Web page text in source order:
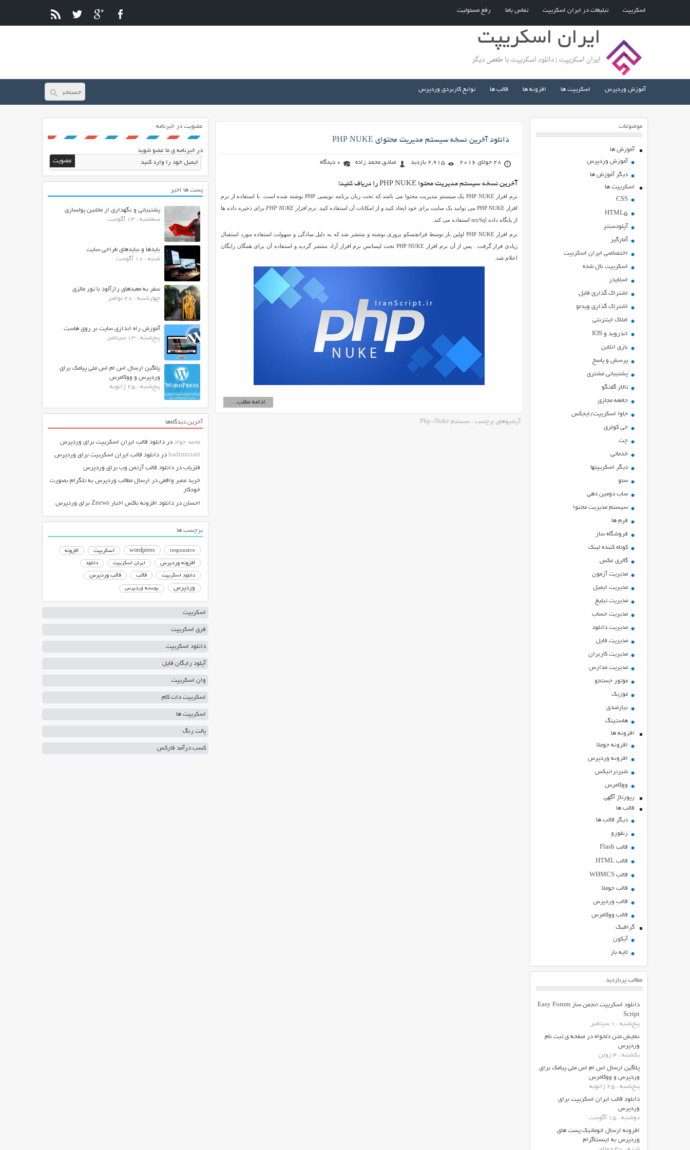
اسکریپت تبلیغات در ایران اسکریپت تماس باما رفع مسئولیت
ایران اسکریپت
ایران اسکریپت | دانلود اسکریپت با طعمی دیگر
آموزش وردپرس اسکریپت ها افزونه ها قالب ها توابع کاربردی وردپرس
موضوعات
آموزش ها
آموزش وردپرس
دیگر آموزش ها
اسکریپت ها
CSS
HTML5
آپلودسنتر
آمارگیر
اختصاصی ایران اسکریپت
اسکریپت نال شده
اسلایدر
اشتراك گذاري فايل
اشتراک گذاری ویدئو
املاک اینترنتی
اندروید و IOS
بازي انلاين
پرسش و پاسخ
پشتیبانی مشتری
تالار گفتگو
جامعه مجازی
جاوا اسکریپت/ایجکس
جی کوئری
چت
خدماتی
ديگر اسكريپتها
سئو
ساب دومین دهی
سیستم مدیریت محتوا
فرم ها
فروشگاه ساز
کوتاه کننده لینک
گالری عکس
مدیریت آزمون
مدیریت ایمیل
مدیریت تبلیغ
مدیریت حساب
مدیریت دانلود
مدیریت فایل
مدیریت کاربران
مدیریت مدارس
موتور جستجو
موزیک
نیازمندی
هاستينگ
افزونه ها
افزونه جوملا
افزونه وردپرس
شیرترانیکس
ووکامرس
رپورتاژ آگهی
قالب ها
دیگر قالب ها
زنفورو
قالب Flash
قالب HTML
قالب WHMCS
قالب جوملا
قالب وردپرس
قالب ووکامرس
گرافیک
آیکون
لایه باز
مطالب پربازدید
دانلود اسکریپت انجمن ساز Easy Forum
Script
پنج‌شنبه ، 1 سپتامبر
نمایش متن دلخواه در صفحه ی ثبت نام
وردپرس
یکشنبه ، 4 ژوئن
پلاگین ارسال اس ام اس ملی پیامک برای
وردپرس و ووکامرس
پنج‌شنبه ، 25 ژانویه
دانلود قالب ایران اسکریپت برای
وردپرس
دوشنبه ، 15 آگوست
افزونه ارسال اتوماتیک پست های
وردپرس به اینستاگرام
دانلود آخرین نسخه سیستم مدیریت محتوای PHP NUKE
28 جولای 2016 2,915 بازدید صادق محمد زاده 0 دیدگاه
آخرین نسخه سیستم مدیریت محتوا PHP NUKE را دریاف کنید!
نرم افزار PHP NUKE یک سیستم مدیریت محتوا می باشد که تحت زبان برنامه نویسی PHP نوشته شده است. با استفاده از نرم
افزار PHP NUKE می توانید یک سایت برای خود ایجاد کنید و از امکانات آن استفاده کنید.
نرم افزار PHP NUKE
برای ذخیره داده ها
از پایگاه داده mySql استفاده می کند.
نرم افزار PHP NUKE اولین بار توسط فرانچسکو بروزی نوشته و منتشر شد که به دلیل سادگی و سهولت استفاده مورد استقبال
زیادی قرار گرفت
. پس از آن نرم افزار PHP NUKE تحت لیسانس نرم افزار آزاد منتشر گردید و استفاده آن برای همگان رایگان
اعلام شد.
ادامه مطلب...
آرشیوهای برچسب : سیستم Php-Nuke
عضویت در خبرنامه
در خبرنامه ی ما عضو شوید
پست ها اخیر
پشتیبانی و نگهداری از ماشین پولسازی
سه‌شنبه ، 13 آگوست
بایدها و نبایدهای طراحی سایت
شنبه ، 10 آگوست
سفر به معبدهای رازآلود با تور مالزی
چهارشنبه ، 28 نوامبر
آموزش راه اندازی سایت بر روی هاست
پنج‌شنبه ، 13 سپتامبر
پلاگین ارسال اس ام اس ملی پیامک برای
وردپرس و ووکامرس
پنج‌شنبه ، 25 ژانویه
آخرین دیدگاه‌ها
محمد جواد در دانلود قالب ایران اسکریپت برای وردپرس
hadimirzari در دانلود قالب ایران اسکریپت برای وردپرس
فلزیاب در دانلود قالب آرتمن وب برای وردپرس
خرید ممبر واقعی در ارسال مطالب وردپرس به تلگرام بصورت
خودکار
احسان در دانلود افزونه باکس اخبار Znews برای وردپرس
برچسب ها
responsive
wordpress اسکریپت
افزونه
افزونه وردپرس
ایران اسکریپت دانلود
دانلود اسکریپت قالب قالب وردپرس
وردپرس پوسته وردپرس
اسکریپت
فری اسکریپت
دانلود اسکریپت
آپلود رایگان فایل
وان اسکریپت
اسکریپت دات کام
اسکریپت ها
پالت رنگ
کسب درآمد فارکس